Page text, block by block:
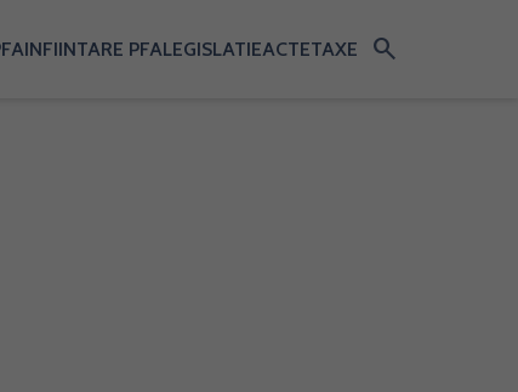
INFIINTARE PFALEGISLATIEACTETAXE search